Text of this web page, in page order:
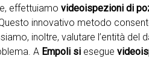
effettuiamo videoispezioni di
innovativo metodo
inoltre, valutare l’entità del
A Empoli si esegue